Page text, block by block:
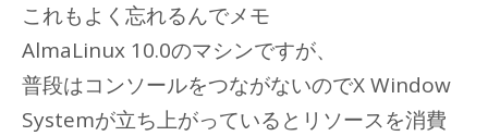
これもよく忘れるんでメモ
AlmaLinux 10.0のマシンですが、
普段はコンソールをつながないのでX Window
Systemが立ち上がっているとリソースを消費